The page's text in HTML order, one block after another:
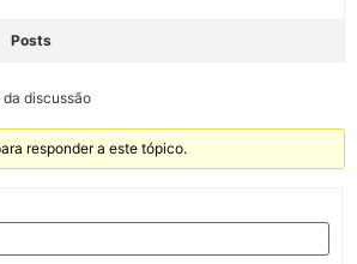
Posts
discussão
responder a este tópico.